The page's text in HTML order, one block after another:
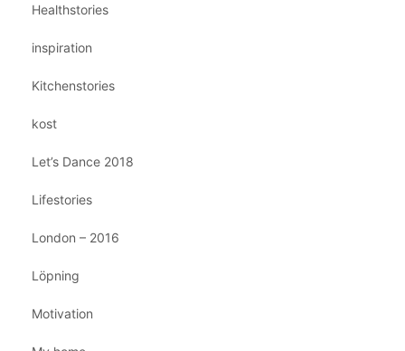
Healthstories
inspiration
Kitchenstories
kost
Let’s Dance 2018
Lifestories
London – 2016
Löpning
Motivation